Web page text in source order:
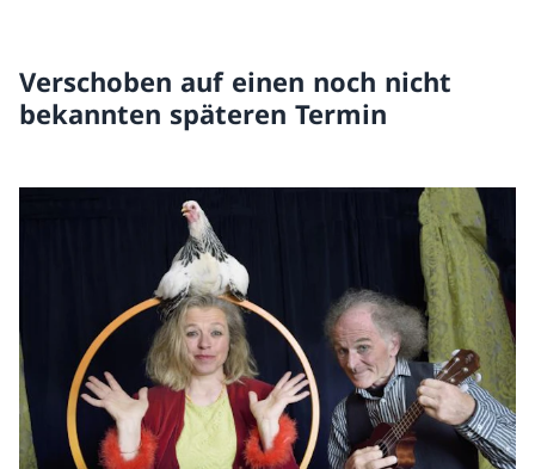
Verschoben auf einen noch nicht
bekannten späteren Termin